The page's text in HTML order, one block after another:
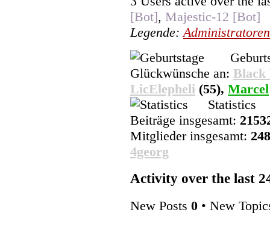
[Bot], Majestic-12 [Bot]
Legende: Administratoren
Glückwünsche an: Black
LicElepheli (55), Marcel
Statistics
Beiträge insgesamt:
Mitglieder insgesamt:
4georg
Activity over the last
New Posts 0 • New